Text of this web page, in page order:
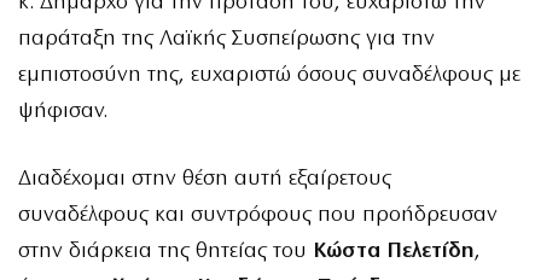
παράταξη της Λαϊκής Συσπείρωσης για την
εμπιστοσύνη της, ευχαριστώ όσους συναδέλφους με
ψήφισαν.
Διαδέχομαι στην θέση αυτή εξαίρετους
συναδέλφους και συντρόφους που προήδρευσαν
στην διάρκεια της θητείας του Κώστα Πελετίδη,